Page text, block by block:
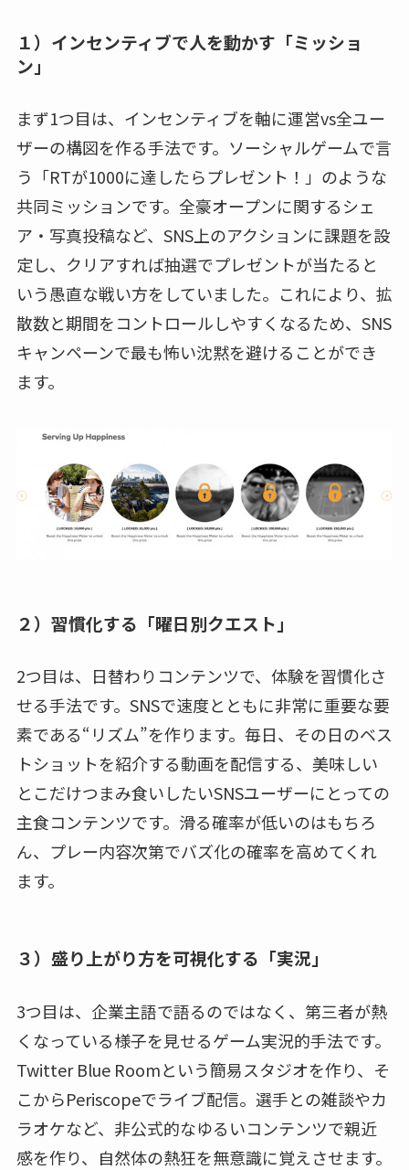
１）インセンティブで人を動かす「ミッショ
ン」
まず1つ目は、インセンティブを軸に運営vs全ユー
ザーの構図を作る手法です。ソーシャルゲームで言
う「RTが1000に達したらプレゼント！」のような
共同ミッションです。全豪オープンに関するシェ
ア・写真投稿など、SNS上のアクションに課題を設
定し、クリアすれば抽選でプレゼントが当たると
いう愚直な戦い方をしていました。これにより、拡
散数と期間をコントロールしやすくなるため、SNS
キャンペーンで最も怖い沈黙を避けることができ
ます。
２）習慣化する「曜日別クエスト」
2つ目は、日替わりコンテンツで、体験を習慣化さ
せる手法です。SNSで速度とともに非常に重要な要
素である“リズム”を作ります。毎日、その日のベス
トショットを紹介する動画を配信する、美味しい
とこだけつまみ食いしたいSNSユーザーにとっての
主食コンテンツです。滑る確率が低いのはもちろ
ん、プレー内容次第でバズ化の確率を高めてくれ
ます。
３）盛り上がり方を可視化する「実況」
3つ目は、企業主語で語るのではなく、第三者が熱
くなっている様子を見せるゲーム実況的手法です。
Twitter Blue Roomという簡易スタジオを作り、そ
こからPeriscopeでライブ配信。選手との雑談やカ
ラオケなど、非公式的なゆるいコンテンツで親近
感を作り、自然体の熱狂を無意識に覚えさせます。